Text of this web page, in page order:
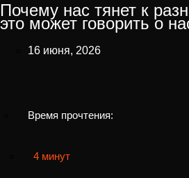
Почему нас тянет к
это может говорить о
16 июня, 2026
Время прочтения:
4 минут